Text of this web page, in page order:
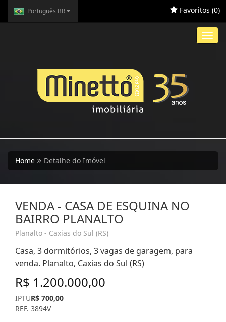
Português BR Favoritos (0)
Home Detalhe do Imóvel
VENDA - CASA DE ESQUINA NO
BAIRRO PLANALTO
Planalto - Caxias do Sul (RS)
Casa, 3 dormitórios, 3 vagas de garagem, para
venda. Planalto, Caxias do Sul (RS)
R$ 1.200.000,00
IPTUR$ 700,00
REF. 3894V